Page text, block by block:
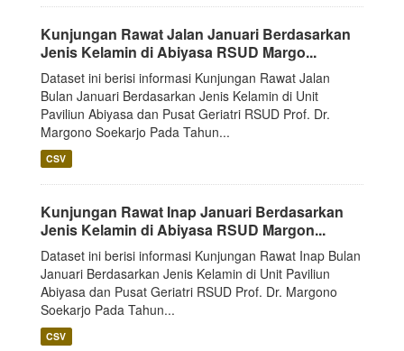
Kunjungan Rawat Jalan Januari Berdasarkan
Jenis Kelamin di Abiyasa RSUD Margo...
Dataset ini berisi informasi Kunjungan Rawat Jalan
Bulan Januari Berdasarkan Jenis Kelamin di Unit
Paviliun Abiyasa dan Pusat Geriatri RSUD Prof. Dr.
Margono Soekarjo Pada Tahun...
CSV
Kunjungan Rawat Inap Januari Berdasarkan
Jenis Kelamin di Abiyasa RSUD Margon...
Dataset ini berisi informasi Kunjungan Rawat Inap Bulan
Januari Berdasarkan Jenis Kelamin di Unit Paviliun
Abiyasa dan Pusat Geriatri RSUD Prof. Dr. Margono
Soekarjo Pada Tahun...
CSV